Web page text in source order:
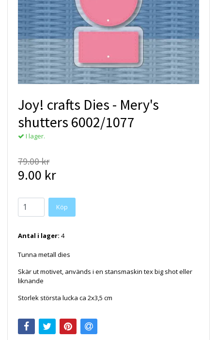
Joy! crafts Dies - Mery's
shutters 6002/1077
I lager.
79.00 kr
9.00 kr
Antal i lager: 4
Tunna metall dies
Skär ut motivet, används i en stansmaskin tex big shot eller
liknande
Storlek största lucka ca 2x3,5 cm